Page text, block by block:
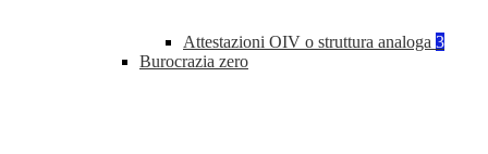
Attestazioni OIV o struttura analoga 3
Burocrazia zero